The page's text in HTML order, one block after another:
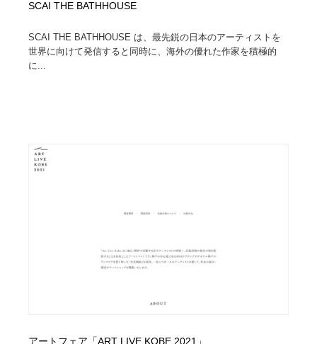
SCAI THE BATHHOUSE
SCAI THE BATHHOUSE は、最先鋭の日本のアーティストを
世界に向けて発信すると同時に、海外の優れた作家を積極的
に...
アートフェア「ART LIVE KOBE 2021」